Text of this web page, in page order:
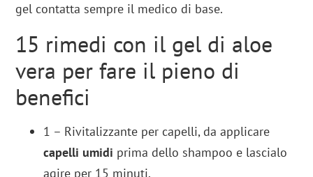
gel contatta sempre il medico di base.
15 rimedi con il gel di aloe
vera per fare il pieno di
benefici
1 – Rivitalizzante per capelli, da applicare
capelli umidi prima dello shampoo e lascialo
agire per 15 minuti.